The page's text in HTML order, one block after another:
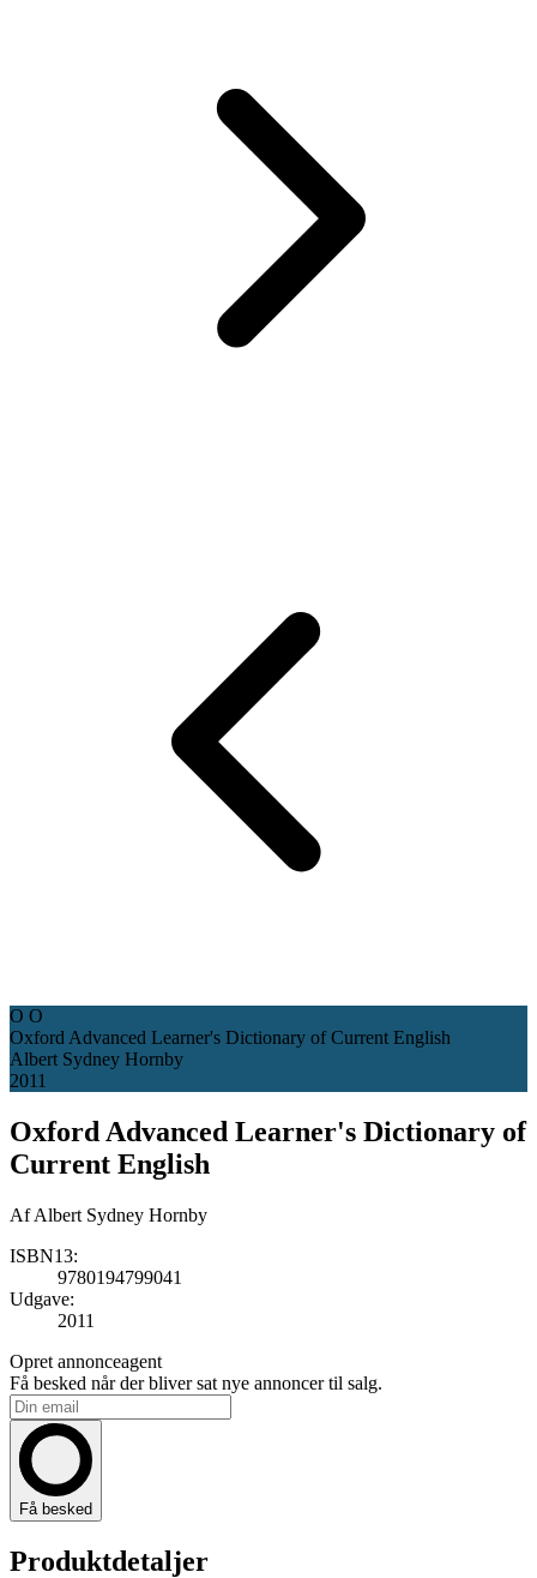
O O
Oxford Advanced Learner's Dictionary of Current English
Albert Sydney Hornby
2011
Oxford Advanced Learner's Dictionary of
Current English
AfAlbert Sydney Hornby
ISBN13:
9780194799041
Udgave:
2011
Opret annonceagent
Få besked når der bliver sat nye annoncer til salg.
Få besked
Produktdetaljer